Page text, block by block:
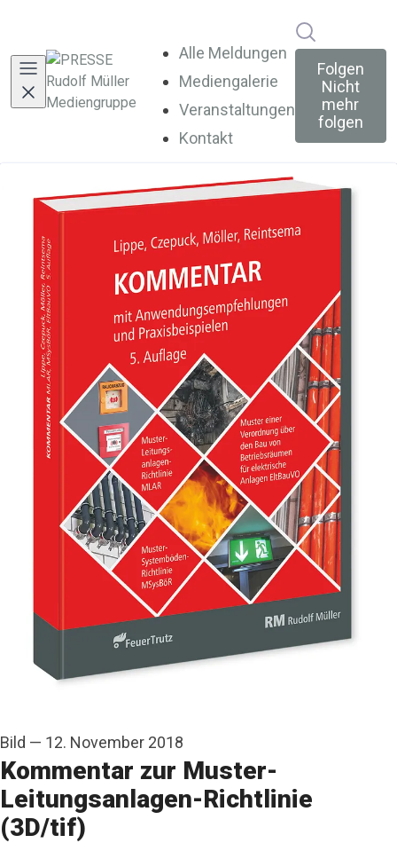
Alle Meldungen
Mediengalerie
Veranstaltungen
Kontakt
Folgen
Nicht
mehr
folgen
Bild — 12. November 2018
Kommentar zur Muster-
Leitungsanlagen-Richtlinie
(3D/tif)